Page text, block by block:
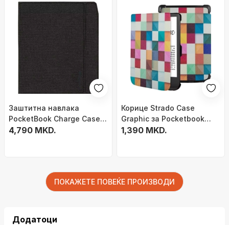
Заштитна навлака
PocketBook Charge Case
Era, платнена, со
4,790 MKD.
Корице Strado Case
Graphic за Pocketbook
Touch Lux 4 5 627 616 628
1,390 MKD.
ПОКАЖЕТЕ ПОВЕЌЕ ПРОИЗВОДИ
Додатоци